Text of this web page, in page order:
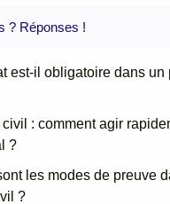
? Réponses !
est-il obligatoire dans un
civil : comment agir
?
les modes de preuve
?